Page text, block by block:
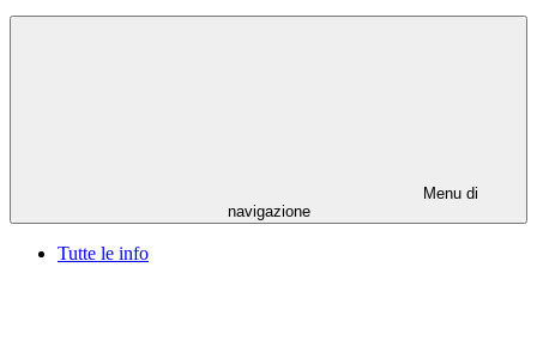
Menu di
navigazione
Tutte le info